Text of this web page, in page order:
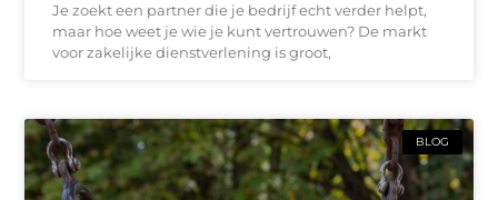
Je zoekt een partner die je bedrijf echt verder helpt,
maar hoe weet je wie je kunt vertrouwen? De markt
voor zakelijke dienstverlening is groot,
BLOG